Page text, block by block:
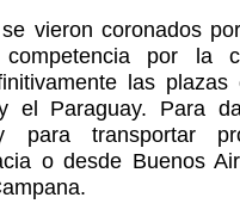
vieron coronados
competencia por la
las
el Paraguay. Para
para transportar
o desde Buenos